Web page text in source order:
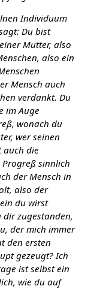
Individuum
Du bist
Mutter, also
also ein
Mensch auch
verdankt. Du
im Auge
wonach du
wer seinen
auch die
sinnlich
der Mensch in
also der
du wirst
dir zugestanden,
der mich immer
den ersten
gezeugt? Ich
ist selbst ein
wie du auf